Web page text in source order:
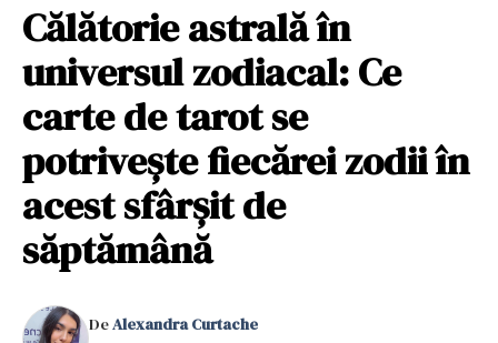
Călătorie astrală în
universul zodiacal: Ce
carte de tarot se
potrivește fiecărei zodii în
acest sfârșit de
săptămână
DeAlexandra Curtache